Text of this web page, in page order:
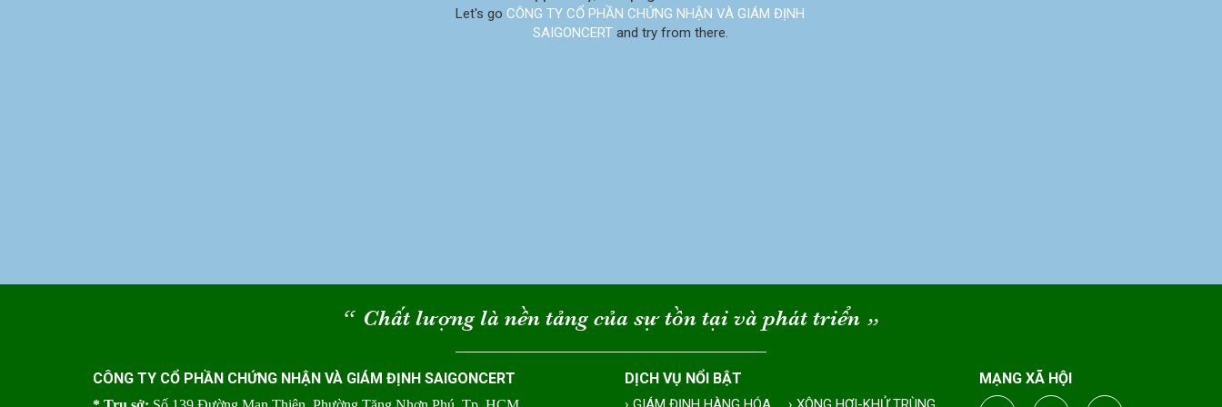
Let's go CÔNG TY CỔ PHẦN CHỨNG NHẬN VÀ GIÁM ĐỊNH
SAIGONCERTand try from there.
“ Chất lượng là nền tảng của sự tồn tại và phát triển “
CÔNG TY CỔ PHẦN CHỨNG NHẬN VÀ GIÁM ĐỊNH SAIGONCERT DỊCH VỤ NỔI BẬT MẠNG XÃ HỘI